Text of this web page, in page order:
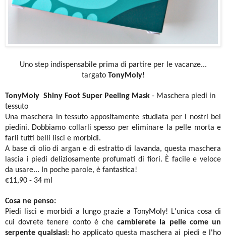
Uno step indispensabile prima di partire per le vacanze...
targato TonyMoly!
TonyMoly Shiny Foot Super Peeling Mask - Maschera piedi in
tessuto
Una maschera in tessuto appositamente studiata per i nostri bei
piedini. Dobbiamo collarli spesso per eliminare la pelle morta e
farli tutti belli lisci e morbidi.
A base di olio di argan e di estratto di lavanda, questa maschera
lascia i piedi deliziosamente profumati di fiori. È facile e veloce
da usare... In poche parole, è fantastica!
€11,90 - 34 ml
Cosa ne penso:
Piedi lisci e morbidi a lungo grazie a TonyMoly! L'unica cosa di
cui dovrete tenere conto è checambierete la pelle come un
serpente qualsiasi: ho applicato questa maschera ai piedi e l'ho